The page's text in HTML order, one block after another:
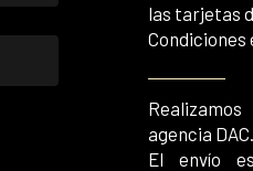
las tarjetas
Condiciones
agencia DAC.
El envío